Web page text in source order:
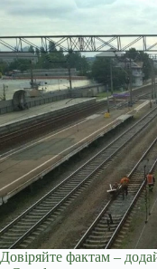
Довіряйте фактам –